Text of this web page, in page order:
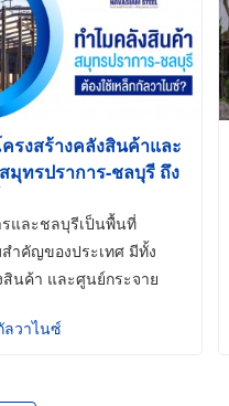
รงสร้างคลังสินค้าและ
มุทรปราการ-ชลบุรี ถึง
และชลบุรีเป็นพื้นที่
ำคัญของประเทศ มีทั้ง
สินค้า และศูนย์กระจาย
ลวาไนซ์